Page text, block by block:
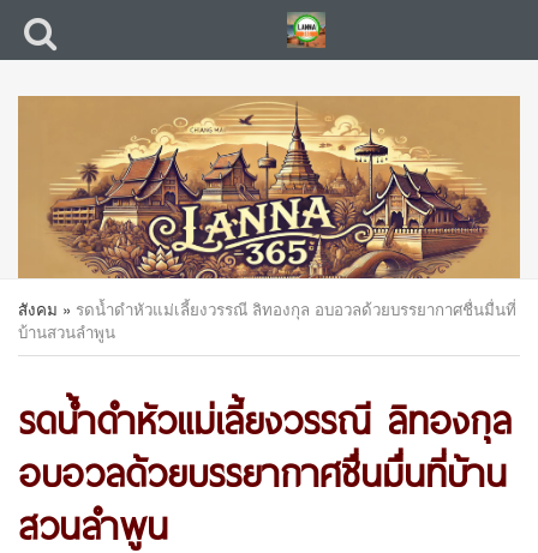
สังคม » รดน้ำดำหัวแม่เลี้ยงวรรณี ลิทองกุล อบอวลด้วยบรรยากาศชื่นมื่นที่
บ้านสวนลำพูน
รดน้ำดำหัวแม่เลี้ยงวรรณี ลิทองกุล
อบอวลด้วยบรรยากาศชื่นมื่นที่บ้าน
สวนลำพูน